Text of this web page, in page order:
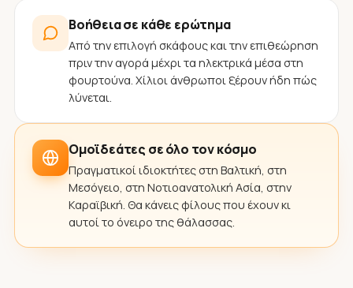
Βοήθεια σε κάθε ερώτημα
Από την επιλογή σκάφους και την επιθεώρηση
πριν την αγορά μέχρι τα ηλεκτρικά μέσα στη
φουρτούνα. Χίλιοι άνθρωποι ξέρουν ήδη πώς
λύνεται.
Ομοϊδεάτες σε όλο τον κόσμο
Πραγματικοί ιδιοκτήτες στη Βαλτική, στη
Μεσόγειο, στη Νοτιοανατολική Ασία, στην
Καραϊβική. Θα κάνεις φίλους που έχουν κι
αυτοί το όνειρο της θάλασσας.